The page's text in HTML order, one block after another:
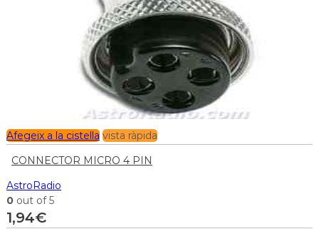
Afegeix a la cistella vista ràpida
CONNECTOR MICRO 4 PIN
AstroRadio
0 out of 5
1,94€